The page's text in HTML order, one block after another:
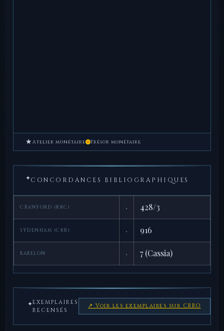
★ Atelier monétaire Trésor monétaire
✦CONCORDANCES BIBLIOGRAPHIQUES
CRAWFORD (RRC) · 428/3
SYDENHAM (CRR) · 916
BABELON · 7 (Cassia)
✦EXEMPLAIRES
RECENSÉS
↗ Voir les exemplaires sur CRRO